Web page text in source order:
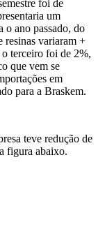
foi de
um
o ano passado, do
resinas variaram +
o terceiro foi de 2%,
que vem se
em
para a Braskem.
teve redução de
figura abaixo.